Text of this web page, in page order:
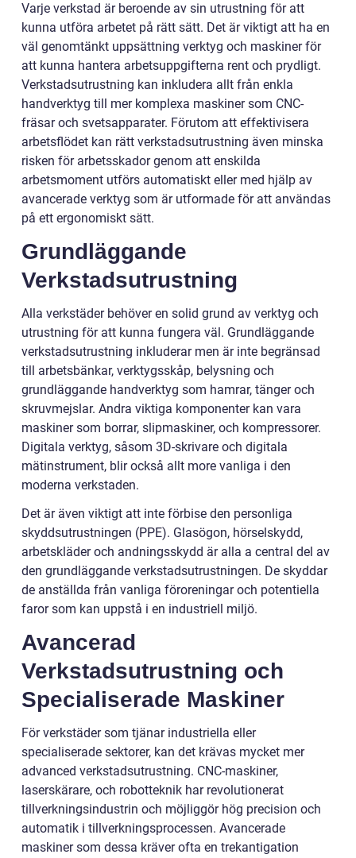
Varje verkstad är beroende av sin utrustning för att
kunna utföra arbetet på rätt sätt. Det är viktigt att ha en
väl genomtänkt uppsättning verktyg och maskiner för
att kunna hantera arbetsuppgifterna rent och prydligt.
Verkstadsutrustning kan inkludera allt från enkla
handverktyg till mer komplexa maskiner som CNC-
fräsar och svetsapparater. Förutom att effektivisera
arbetsflödet kan rätt verkstadsutrustning även minska
risken för arbetsskador genom att enskilda
arbetsmoment utförs automatiskt eller med hjälp av
avancerade verktyg som är utformade för att användas
på ett ergonomiskt sätt.
Grundläggande
Verkstadsutrustning
Alla verkstäder behöver en solid grund av verktyg och
utrustning för att kunna fungera väl. Grundläggande
verkstadsutrustning inkluderar men är inte begränsad
till arbetsbänkar, verktygsskåp, belysning och
grundläggande handverktyg som hamrar, tänger och
skruvmejslar. Andra viktiga komponenter kan vara
maskiner som borrar, slipmaskiner, och kompressorer.
Digitala verktyg, såsom 3D-skrivare och digitala
mätinstrument, blir också allt more vanliga i den
moderna verkstaden.
Det är även viktigt att inte förbise den personliga
skyddsutrustningen (PPE). Glasögon, hörselskydd,
arbetskläder och andningsskydd är alla a central del av
den grundläggande verkstadsutrustningen. De skyddar
de anställda från vanliga föroreningar och potentiella
faror som kan uppstå i en industriell miljö.
Avancerad
Verkstadsutrustning och
Specialiserade Maskiner
För verkstäder som tjänar industriella eller
specialiserade sektorer, kan det krävas mycket mer
advanced verkstadsutrustning. CNC-maskiner,
laserskärare, och robotteknik har revolutionerat
tillverkningsindustrin och möjliggör hög precision och
automatik i tillverkningsprocessen. Avancerade
maskiner som dessa kräver ofta en trekantigation